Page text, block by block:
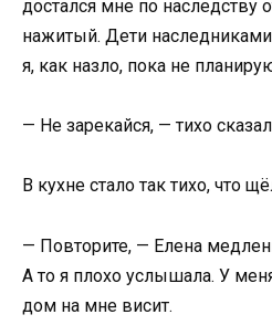
достался мне по наследству
нажитый. Дети наследниками
я, как назло, пока не
— Не зарекайся, — тихо
В кухне стало так тихо, что
— Повторите, — Елена
А то я плохо услышала. У
дом на мне висит.